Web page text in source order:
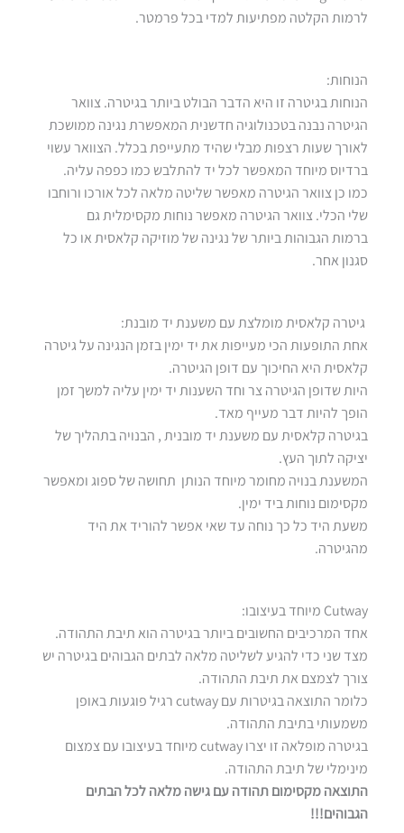
לרמות הקלטה מפתיעות למדי בכל פרמטר.
הנוחות:
הנוחות בגיטרה זו היא הדבר הבולט ביותר בגיטרה. צוואר
הגיטרה נבנה בטכנולוגיה חדשנית המאפשרת נגינה ממושכת
לאורך שעות רצפות מבלי שהיד מתעייפת בכלל. הצוואר עשוי
ברדיוס מיוחד המאפשר לכל יד להתלבש כמו כפפה עליה.
כמו כן צוואר הגיטרה מאפשר שליטה מלאה לכל אורכו ורוחבו
שלי הכלי. צוואר הגיטרה מאפשר נוחות מקסימלית גם
ברמות הגבוהות ביותר של נגינה של מוזיקה קלאסית או כל
סגנון אחר.
גיטרה קלאסית מומלצת עם משענת יד מובנת:
אחת התופעות הכי מעייפות את יד ימין בזמן הנגינה על גיטרה
קלאסית היא החיכוך עם דופן הגיטרה.
היות שדופן הגיטרה צר וחד השענות יד ימין עליה למשך זמן
הופך להיות דבר מעייף מאד.
בגיטרה קלאסית עם משענת יד מובנית , הבנויה בתהליך של
יציקה לתוך העץ.
המשענת בנויה מחומר מיוחד הנותן תחושה של ספוג ומאפשר
מקסימום נוחות ביד ימין.
משעת היד כל כך נוחה עד שאי אפשר להוריד את היד
מהגיטרה.
Cutway מיוחד בעיצובו:
אחד המרכיבים החשובים ביותר בגיטרה הוא תיבת התהודה.
מצד שני כדי להגיע לשליטה מלאה לבתים הגבוהים בגיטרה יש
צורך לצמצם את תיבת התהודה.
כלומר התוצאה בגיטרות עם cutway רגיל פוגעות באופן
משמעותי בתיבת התהודה.
בגיטרה מופלאה זו יצרו cutway מיוחד בעיצובו עם צמצום
מינימלי של תיבת התהודה.
התוצאה מקסימום תהודה עם גישה מלאה לכל הבתים
הגבוהים!!!